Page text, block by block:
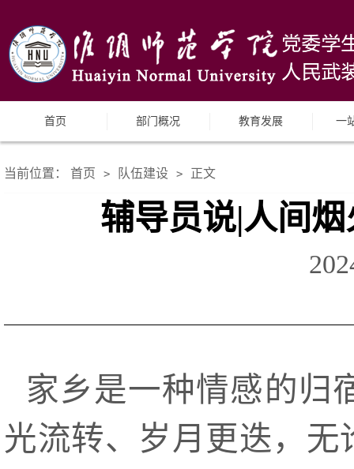
首页 部门概况 教育发展 一
当前位置： 首页 > 队伍建设 > 正文
辅导员说|人间
家乡是一种情感的归
光流转、岁月更迭，